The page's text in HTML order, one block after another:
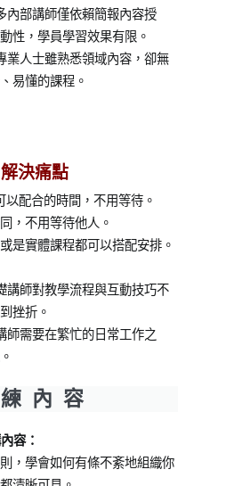
內部講師僅依賴簡報內容授
性，學員學習效果有限。
業人士雖熟悉領域內容，卻無
易懂的課程。
決痛點
以配合的時間，不用等待。
，不用等待他人。
是實體課程都可以搭配安排。
講師對教學流程與互動技巧不
挫折。
師需要在繁忙的日常工作之
內 容
容：
，學會如何有條不紊地組織你